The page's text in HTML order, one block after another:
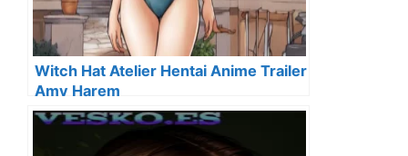
Witch Hat Atelier Hentai Anime Trailer
Amv Harem